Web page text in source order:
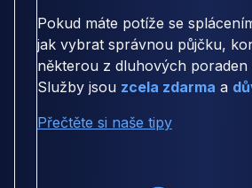
Pokud máte potíže se
jak vybrat správnou půjčku,
některou z dluhových poraden
Služby jsou zcela zdarma a
Přečtěte si naše tipy